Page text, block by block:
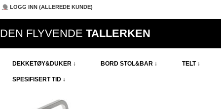
LOGG INN (ALLEREDE KUNDE)
DEN FLYVENDE TALLERKEN
DEKKETØY&DUKER ↓ BORD STOL&BAR ↓ TELT ↓
SPESIFISERT TID ↓